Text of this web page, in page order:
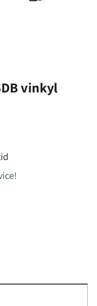
vinkyl